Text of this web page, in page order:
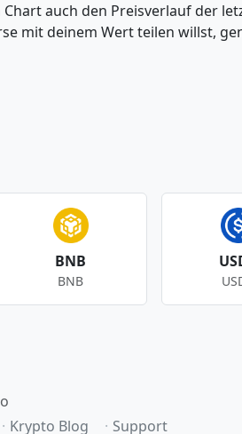
auch den Preisverlauf der
mit deinem Wert teilen willst,
BNB
BNB
Krypto Blog Support